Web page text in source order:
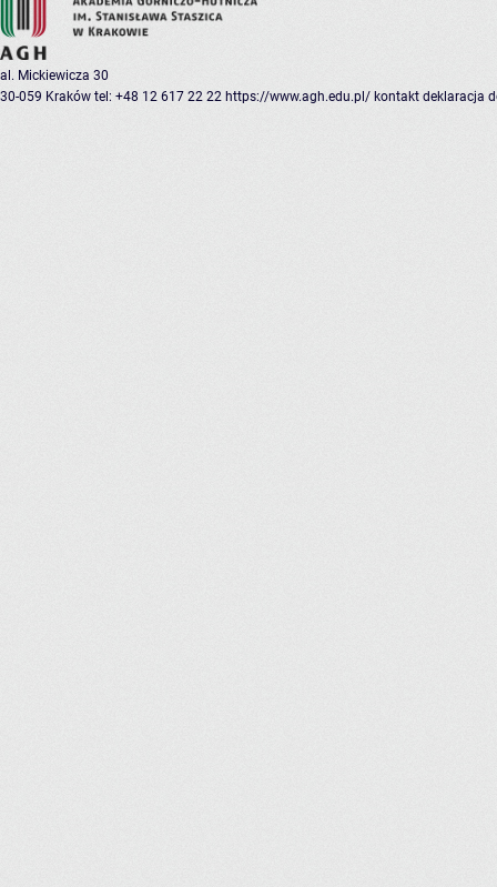
al. Mickiewicza 30
30-059 Kraków tel: +48 12 617 22 22 https://www.agh.edu.pl/ kontakt deklaracja